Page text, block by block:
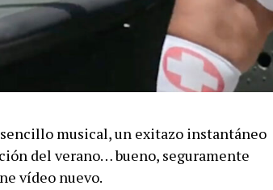
musical, un exitazo instantáneo
del verano… bueno, seguramente
vídeo nuevo.